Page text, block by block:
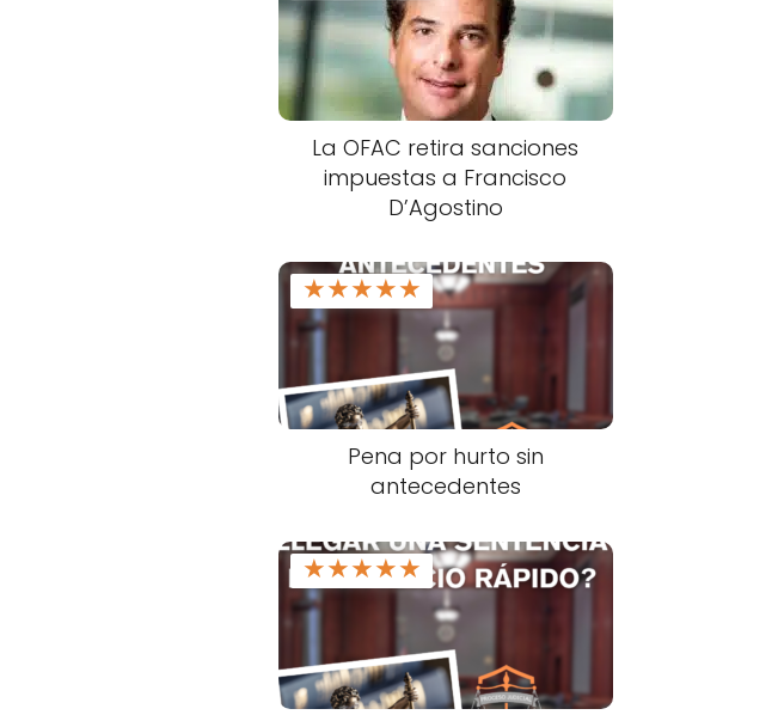
La OFAC retira sanciones
impuestas a Francisco
D’Agostino
★★★★★
Pena por hurto sin
antecedentes
★★★★★